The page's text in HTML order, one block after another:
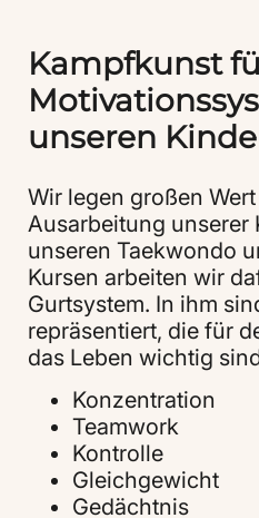
Kampfkunst
unseren
Wir legen großen
Ausarbeitung unserer
unseren Taekwondo
Kursen arbeiten wir
Gurtsystem. In ihm
repräsentiert, die für
das Leben wichtig
Konzentration
Teamwork
Kontrolle
Gleichgewicht
Gedächtnis